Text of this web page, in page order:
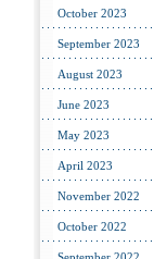
October 2023
September 2023
August 2023
June 2023
May 2023
April 2023
November 2022
October 2022